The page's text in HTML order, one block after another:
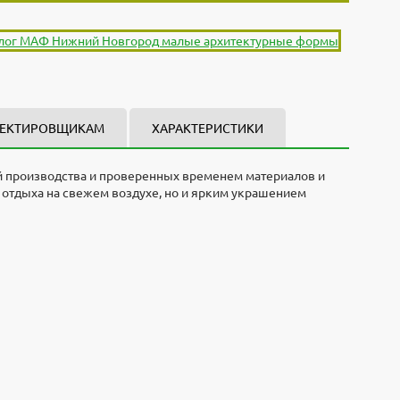
ХАРАКТЕРИСТИКИ
и проверенных временем материалов и
на свежем воздухе, но и ярким украшением